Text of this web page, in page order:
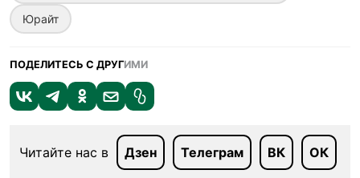
Юрайт
ПОДЕЛИТЕСЬ С ДРУГИМИ
Читайте нас в Дзен Телеграм ВК ОК